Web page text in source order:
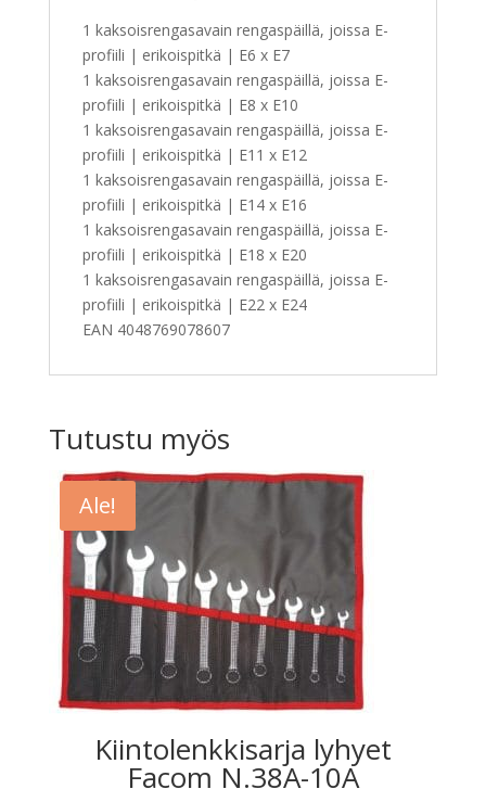
1 kaksoisrengasavain rengaspäillä, joissa E-
profiili | erikoispitkä | E6 x E7
1 kaksoisrengasavain rengaspäillä, joissa E-
profiili | erikoispitkä | E8 x E10
1 kaksoisrengasavain rengaspäillä, joissa E-
profiili | erikoispitkä | E11 x E12
1 kaksoisrengasavain rengaspäillä, joissa E-
profiili | erikoispitkä | E14 x E16
1 kaksoisrengasavain rengaspäillä, joissa E-
profiili | erikoispitkä | E18 x E20
1 kaksoisrengasavain rengaspäillä, joissa E-
profiili | erikoispitkä | E22 x E24
EAN 4048769078607
Tutustu myös
Ale!
Kiintolenkkisarja lyhyet
Facom N.38A-10A